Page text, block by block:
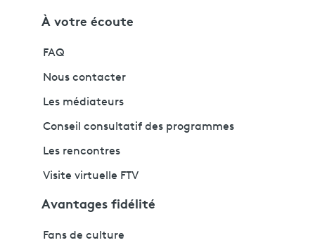
À votre écoute
FAQ
Nous contacter
Les médiateurs
Conseil consultatif des programmes
Les rencontres
Visite virtuelle FTV
Avantages fidélité
Fans de culture